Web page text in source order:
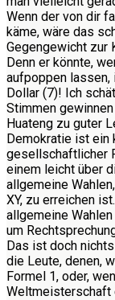
Wenn der von dir
käme, wäre das
Gegengewicht zur
Denn er könnte,
aufpoppen lassen,
Dollar (7)! Ich
Stimmen
Huateng zu guter
Demokratie ist ein
gesellschaftlicher
einem leicht über
allgemeine
XY, zu erreichen
allgemeine
um
Das ist doch
die Leute, denen,
Formel 1, oder,
Weltmeisterschaft